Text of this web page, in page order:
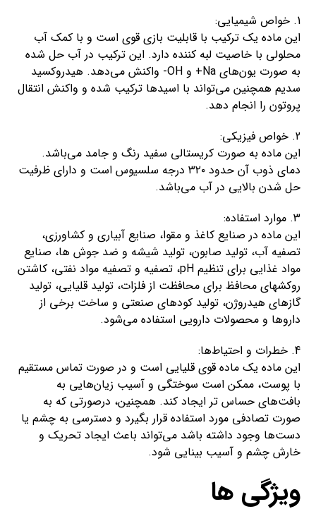
1. خواص شیمیایی:
این ماده یک ترکیب با قابلیت بازی قوی است و با کمک آب
محلولی با خاصیت لبه کننده دارد. این ترکیب در آب حل شده
به صورت یون‌های Na+ و OH- واکنش می‌دهد. هیدروکسید
سدیم همچنین می‌تواند با اسیدها ترکیب شده و واکنش انتقال
پروتون را انجام دهد.
2. خواص فیزیکی:
این ماده به صورت کریستالی سفید رنگ و جامد می‌باشد.
دمای ذوب آن حدود ۳۲۰ درجه سلسیوس است و دارای ظرفیت
حل شدن بالایی در آب می‌باشد.
3. موارد استفاده:
این ماده در صنایع کاغذ و مقوا، صنایع آبیاری و کشاورزی،
تصفیه آب، تولید صابون، تولید شیشه و ضد جوش ها، صنایع
مواد غذایی برای تنظیم pH، تصفیه و تصفیه مواد نفتی، کاشتن
روکشهای محافظ برای محافظت از فلزات، تولید قلیایی، تولید
گازهای هیدروژن، تولید کودهای صنعتی و ساخت برخی از
داروها و محصولات دارویی استفاده می‌شود.
4. خطرات و احتیاط‌ها:
این ماده یک ماده قوی قلیایی است و در صورت تماس مستقیم
با پوست، ممکن است سوختگی و آسیب زیان‌هایی به
بافت‌های حساس تر ایجاد کند. همچنین، درصورتی که به
صورت تصادفی مورد استفاده قرار بگیرد و دسترسی به چشم یا
دست‌ها وجود داشته باشد می‌تواند باعث ایجاد تحریک و
خارش چشم و آسیب بینایی شود.
ویژگی ها